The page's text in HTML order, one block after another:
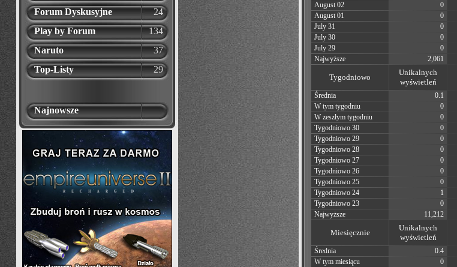
Forum Dyskusyjne
24
Play by Forum
134
Naruto
37
Top-Listy
29
Najnowsze
August 02
0
August 01
0
July 31
0
July 30
0
July 29
0
Najwyższe
2,061
Tygodniowo
Unikalnych
wyświetleń
Średnia 0.1
W tym tygodniu
0
W zeszłym tygodniu
0
Tygodniowo 30
0
Tygodniowo 29
0
Tygodniowo 28
0
Tygodniowo 27
0
Tygodniowo 26
0
Tygodniowo 25
0
Tygodniowo 24
1
Tygodniowo 23
0
Najwyższe
11,212
Miesięcznie
Unikalnych
wyświetleń
Średnia 0.4
W tym miesiącu
0